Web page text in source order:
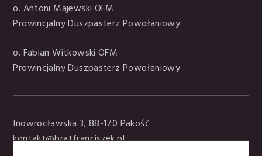
o. Antoni Majewski OFM
Prowincjalny Duszpasterz Powołaniowy
o. Fabian Witkowski OFM
Prowincjalny Duszpasterz Powołaniowy
Inowrocławska 3, 88-170 Pakość
kontakt@bratfranciszek.pl